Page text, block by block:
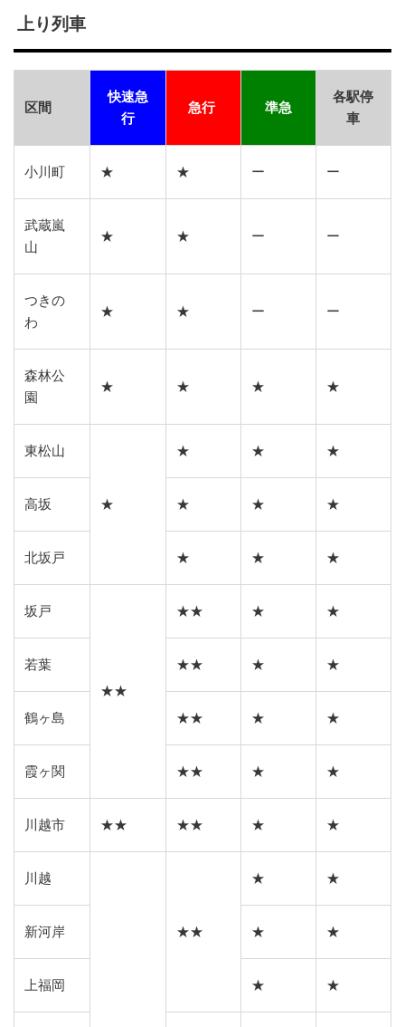
上り列車
区間
快速急
行
急行 準急
各駅停
車
小川町 ★ ★ ー ー
武蔵嵐
山
★ ★ ー ー
つきの
わ
★ ★ ー ー
森林公
園
★ ★ ★ ★
東松山
★
★ ★ ★
高坂 ★ ★ ★
北坂戸 ★ ★ ★
坂戸
★★
★★ ★ ★
若葉 ★★ ★ ★
鶴ヶ島 ★★ ★ ★
霞ヶ関 ★★ ★ ★
川越市 ★★ ★★ ★ ★
川越
★★
★ ★
新河岸 ★ ★
上福岡 ★ ★